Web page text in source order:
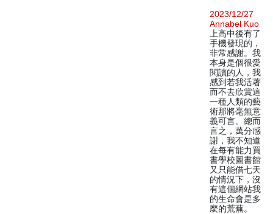
2023/12/27
Annabel Kuo
上高中後有了
手機發現的，
非常感謝。我
本身是個很愛
閱讀的人，我
感到若我活著
而不去欣賞這
一種人類的藝
術那將毫無意
義可言。總而
言之，萬分感
謝，我不知道
在每有能力買
書學校圖書館
又只能借七天
的情況下，沒
有這個網站我
的生命會是多
麼的荒蕪。